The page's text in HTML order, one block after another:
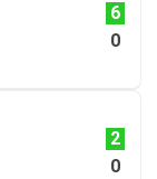
6
0
2
0